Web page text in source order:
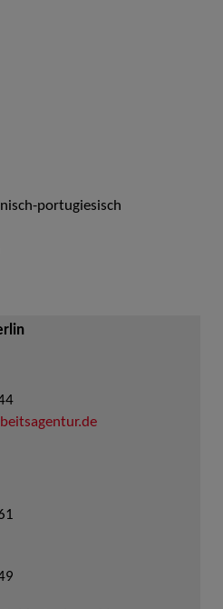
portugiesisch